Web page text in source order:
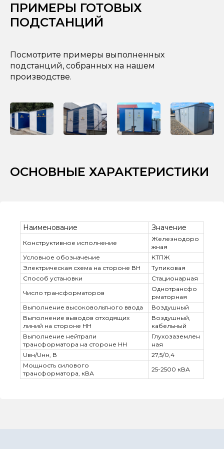
ПРИМЕРЫ ГОТОВЫХ
ПОДСТАНЦИЙ
Посмотрите примеры выполненных
подстанций, собранных на нашем
производстве.
ОСНОВНЫЕ ХАРАКТЕРИСТИКИ
Наименование Значение
Конструктивное исполнение
Железнодоро
жная
Условное обозначение
КТПЖ
Электрическая схема на стороне ВН
Тупиковая
Способ установки
Стационарная
Число трансформаторов
Однотрансфо
рматорная
Выполнение высоковольтного ввода
Воздушный
Выполнение выводов отходящих
линий на стороне НН
Воздушный,
кабельный
Выполнение нейтрали
трансформатора на стороне НН
Глухозаземлен
ная
Uвн/Uнн, В
27,5/0,4
Мощность силового
трансформатора, кВА
25-2500 кВА